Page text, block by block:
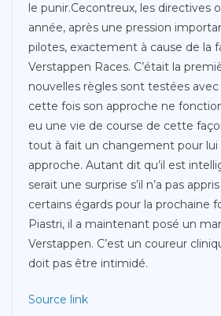
le punir.Cecontreux, les directives
année, après une pression
pilotes, exactement à cause de la
Verstappen Races. C’était la
nouvelles règles sont testées
cette fois son approche ne
eu une vie de course de cette
tout à fait un changement pour lui
approche. Autant dit qu’il est
serait une surprise s’il n’a pas
certains égards pour la prochaine
Piastri, il a maintenant posé un
Verstappen. C’est un coureur
doit pas être intimidé.
Source link